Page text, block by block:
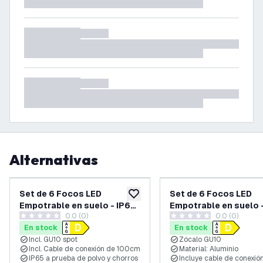
Alternativas
añadir a lista de deseos
Set de 6 Focos LED
Empotrable en suelo - IP67
- 3W - 4000K - Redondo -
Cable de 1 metro - Acero
Inox
0 estrellas de puntuación
0.0 (0)
En stock
Incl. GU10 spot
Incl. Cable de conexión de 100cm
IP65 a prueba de polvo y chorros
Set de 6 Focos LED
Empotrable en suelo
- 3W - 6500K -
Cable de 1 metro -
0 estrellas de puntuación
0.0 (0)
En stock
Zócalo GU10
Material: Aluminio
Incluye cable de